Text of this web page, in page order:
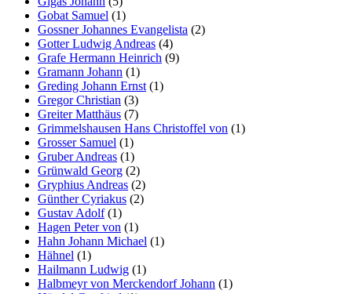
Gobat Samuel (1)
Gossner Johannes Evangelista (2)
Gotter Ludwig Andreas (4)
Grafe Hermann Heinrich (9)
Gramann Johann (1)
Greding Johann Ernst (1)
Gregor Christian (3)
Greiter Matthäus (7)
Grimmelshausen Hans Christoffel von (1)
Grosser Samuel (1)
Gruber Andreas (1)
Grünwald Georg (2)
Gryphius Andreas (2)
Günther Cyriakus (2)
Gustav Adolf(1)
Hagen Peter von (1)
Hahn Johann Michael (1)
Hähnel (1)
Hailmann Ludwig (1)
Halbmeyr von Merckendorf Johann (1)